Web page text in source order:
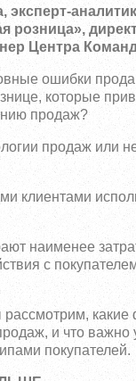
эксперт-
розница»,
Центра
ошибки
которые
продаж?
продаж или
клиентами
наименее
с
рассмотрим,
и что важно
покупателей.